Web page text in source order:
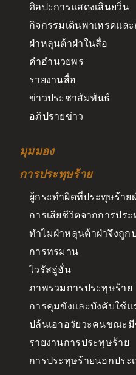
ศิลปะการแสดงเสินยวิ่น
กิจกรรมเดินพาเหรดแล
ฝ่าหลุนต้าฝ่าในสื่อ
คำอำนวยพร
รายงานสื่อ
ข่าวประชาสัมพันธ์
อภิปรายข่าว
มุมมอง
การประทุษร้าย
ผู้กระทำผิดที่ประทุษร้าย
การเสียชีวิตจากการปร
ทำไมฝ่าหลุนต้าฝ่าจึงถูก
การทรมาน
ไวรัสอู่ฮั่น
ภาพรวมการประทุษร้าย
การคุมขังและบังคับใช้แ
ปล้นเอาอวัยวะคนขณะ
รายงานการประทุษร้าย
การประทุษร้ายนอกประ